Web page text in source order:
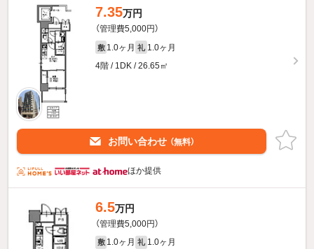
7.35万円
（管理費5,000円）
敷 1.0ヶ月 礼 1.0ヶ月
4階 / 1DK / 26.65㎡
お問い合わせ （無料）
ほか提供
6.5万円
（管理費5,000円）
敷 1.0ヶ月 礼 1.0ヶ月